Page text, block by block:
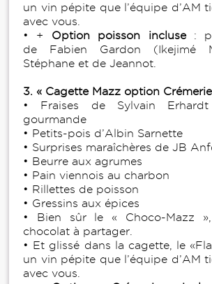
un vin pépite que l’équipe d’AM
avec vous.
• + Option poisson incluse:
de Fabien Gardon (Ikejimé
Stéphane et de Jeannot.
3. « Cagette Mazz option
• Fraises de Sylvain
gourmande
• Petits-pois d’Albin Sarnette
• Surprises maraîchères de JB
• Beurre aux agrumes
• Pain viennois au charbon
• Rillettes de poisson
• Gressins aux épices
• Bien sûr le « Choco-Mazz
chocolat à partager.
• Et glissé dans la cagette, le
un vin pépite que l’équipe d’AM
avec vous.